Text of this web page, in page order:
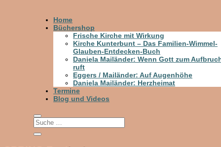
Home
Büchershop
Frische Kirche mit Wirkung
Kirche Kunterbunt – Das Familien-Wimmel-
Glauben-Entdecken-Buch
Daniela Mailänder: Wenn Gott zum
ruft
Eggers / Mailänder: Auf Augenhöhe
Daniela Mailänder: Herzheimat
Termine
Blog und Videos